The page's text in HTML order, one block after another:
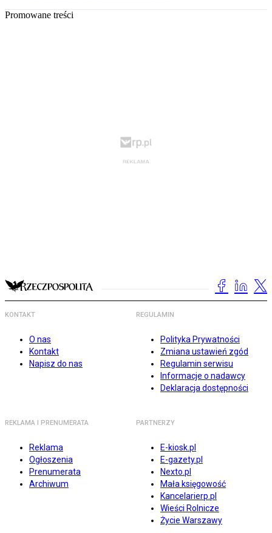
Promowane treści
KONTAKT
O nas
Kontakt
Napisz do nas
REGULAMIN
Polityka Prywatności
Zmiana ustawień zgód
Regulamin serwisu
Informacje o nadawcy
Deklaracja dostępności
REKLAMA I PRENUMERATA
Reklama
Ogłoszenia
Prenumerata
Archiwum
PARTNERZY
E-kiosk.pl
E-gazety.pl
Nexto.pl
Mała księgowość
Kancelarierp.pl
Wieści Rolnicze
Życie Warszawy